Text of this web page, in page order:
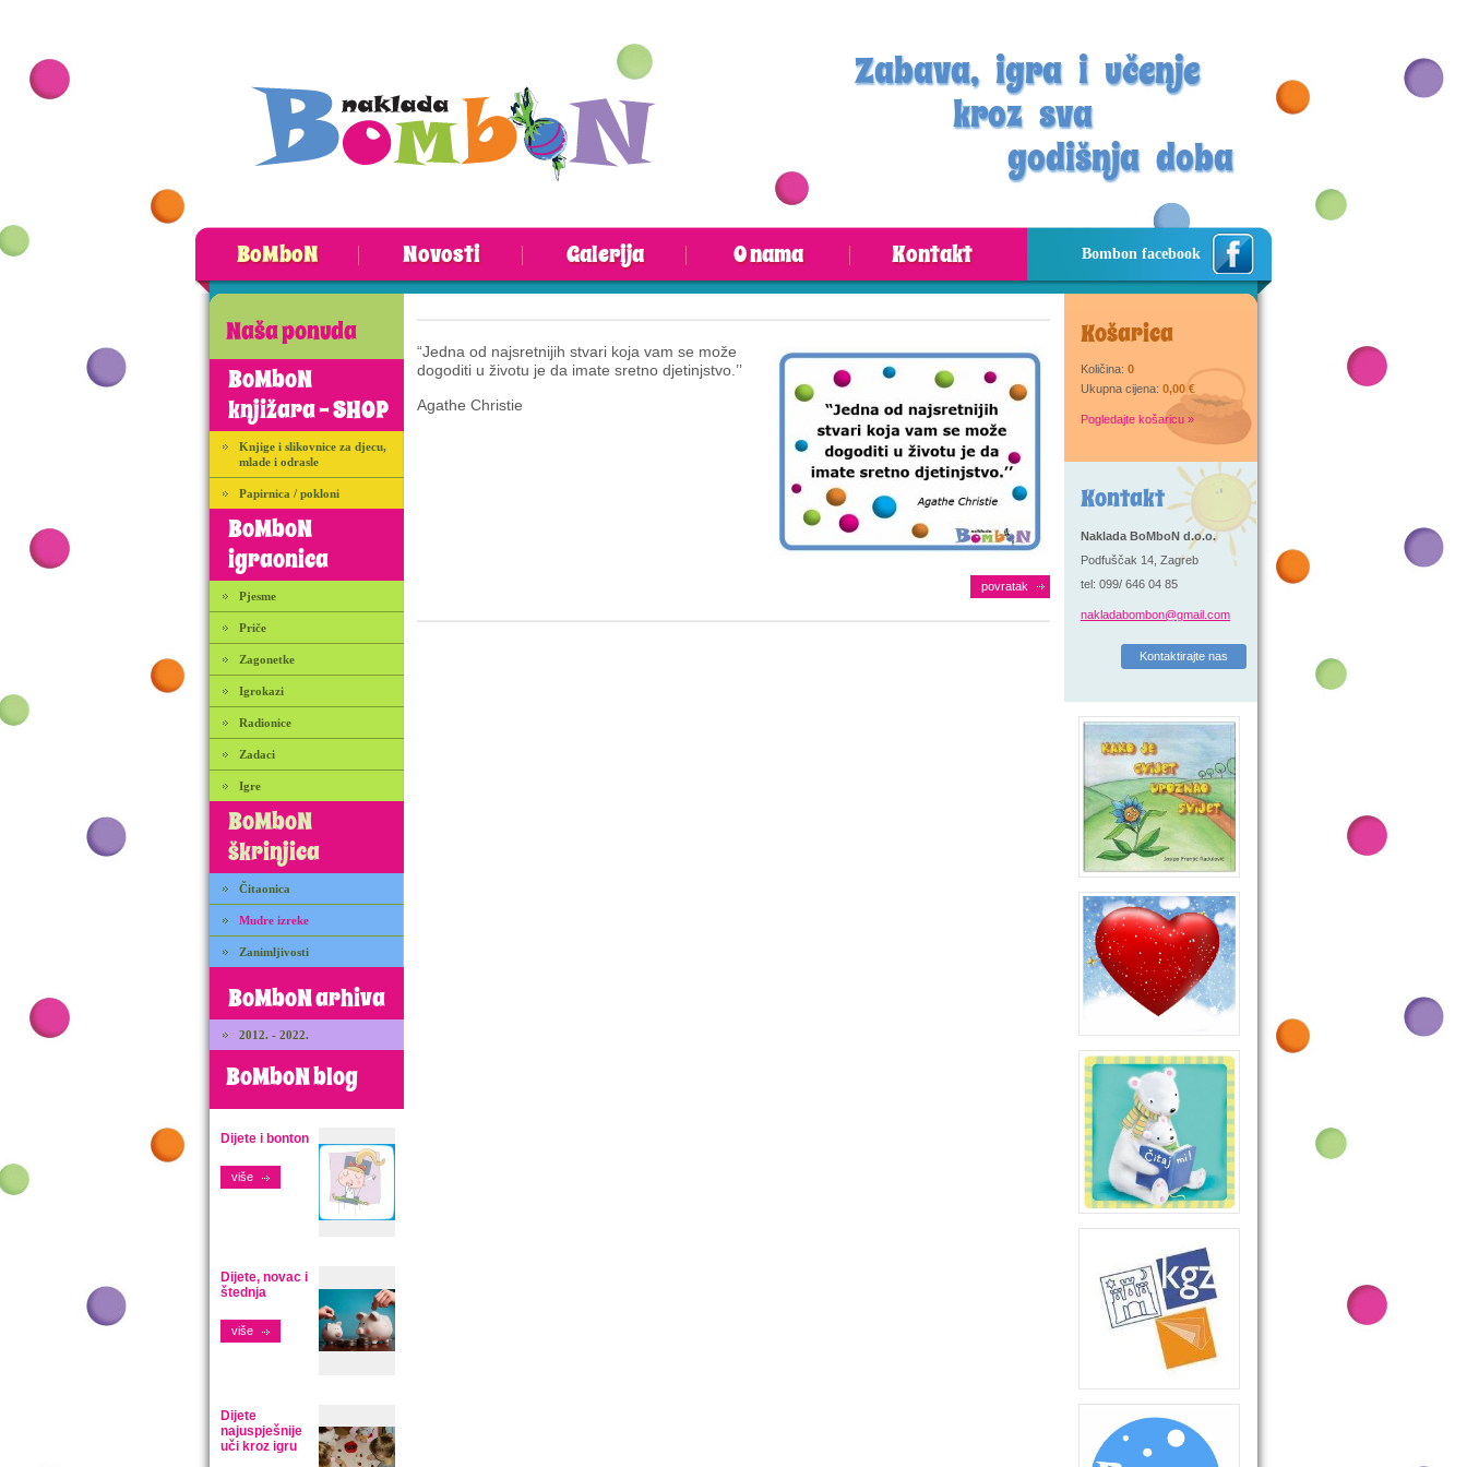
Zabava, igra i učenje
kroz sva
godišnja doba
Bombon facebook
BoMboN Novosti Galerija O nama Kontakt
Naša ponuda
BoMboN
knjižara - SHOP
Knjige i slikovnice za djecu,
mlade i odrasle
Papirnica / pokloni
BoMboN
igraonica
Pjesme
Priče
Zagonetke
Igrokazi
Radionice
Zadaci
Igre
BoMboN
škrinjica
Čitaonica
Mudre izreke
Zanimljivosti
BoMboN arhiva
2012. - 2022.
BoMboN blog
Dijete i bonton
više
Dijete, novac i
štednja
više
Dijete
najuspješnije
uči kroz igru
“Jedna od najsretnijih stvari koja vam se može
dogoditi u životu je da imate sretno djetinjstvo.’’
Agathe Christie
povratak
Košarica
Količina: 0
Ukupna cijena: 0,00 €
Pogledajte košaricu »
Kontakt
Naklada BoMboN d.o.o.
Podfuščak 14, Zagreb
tel: 099/ 646 04 85
nakladabombon@gmail.com
Kontaktirajte nas